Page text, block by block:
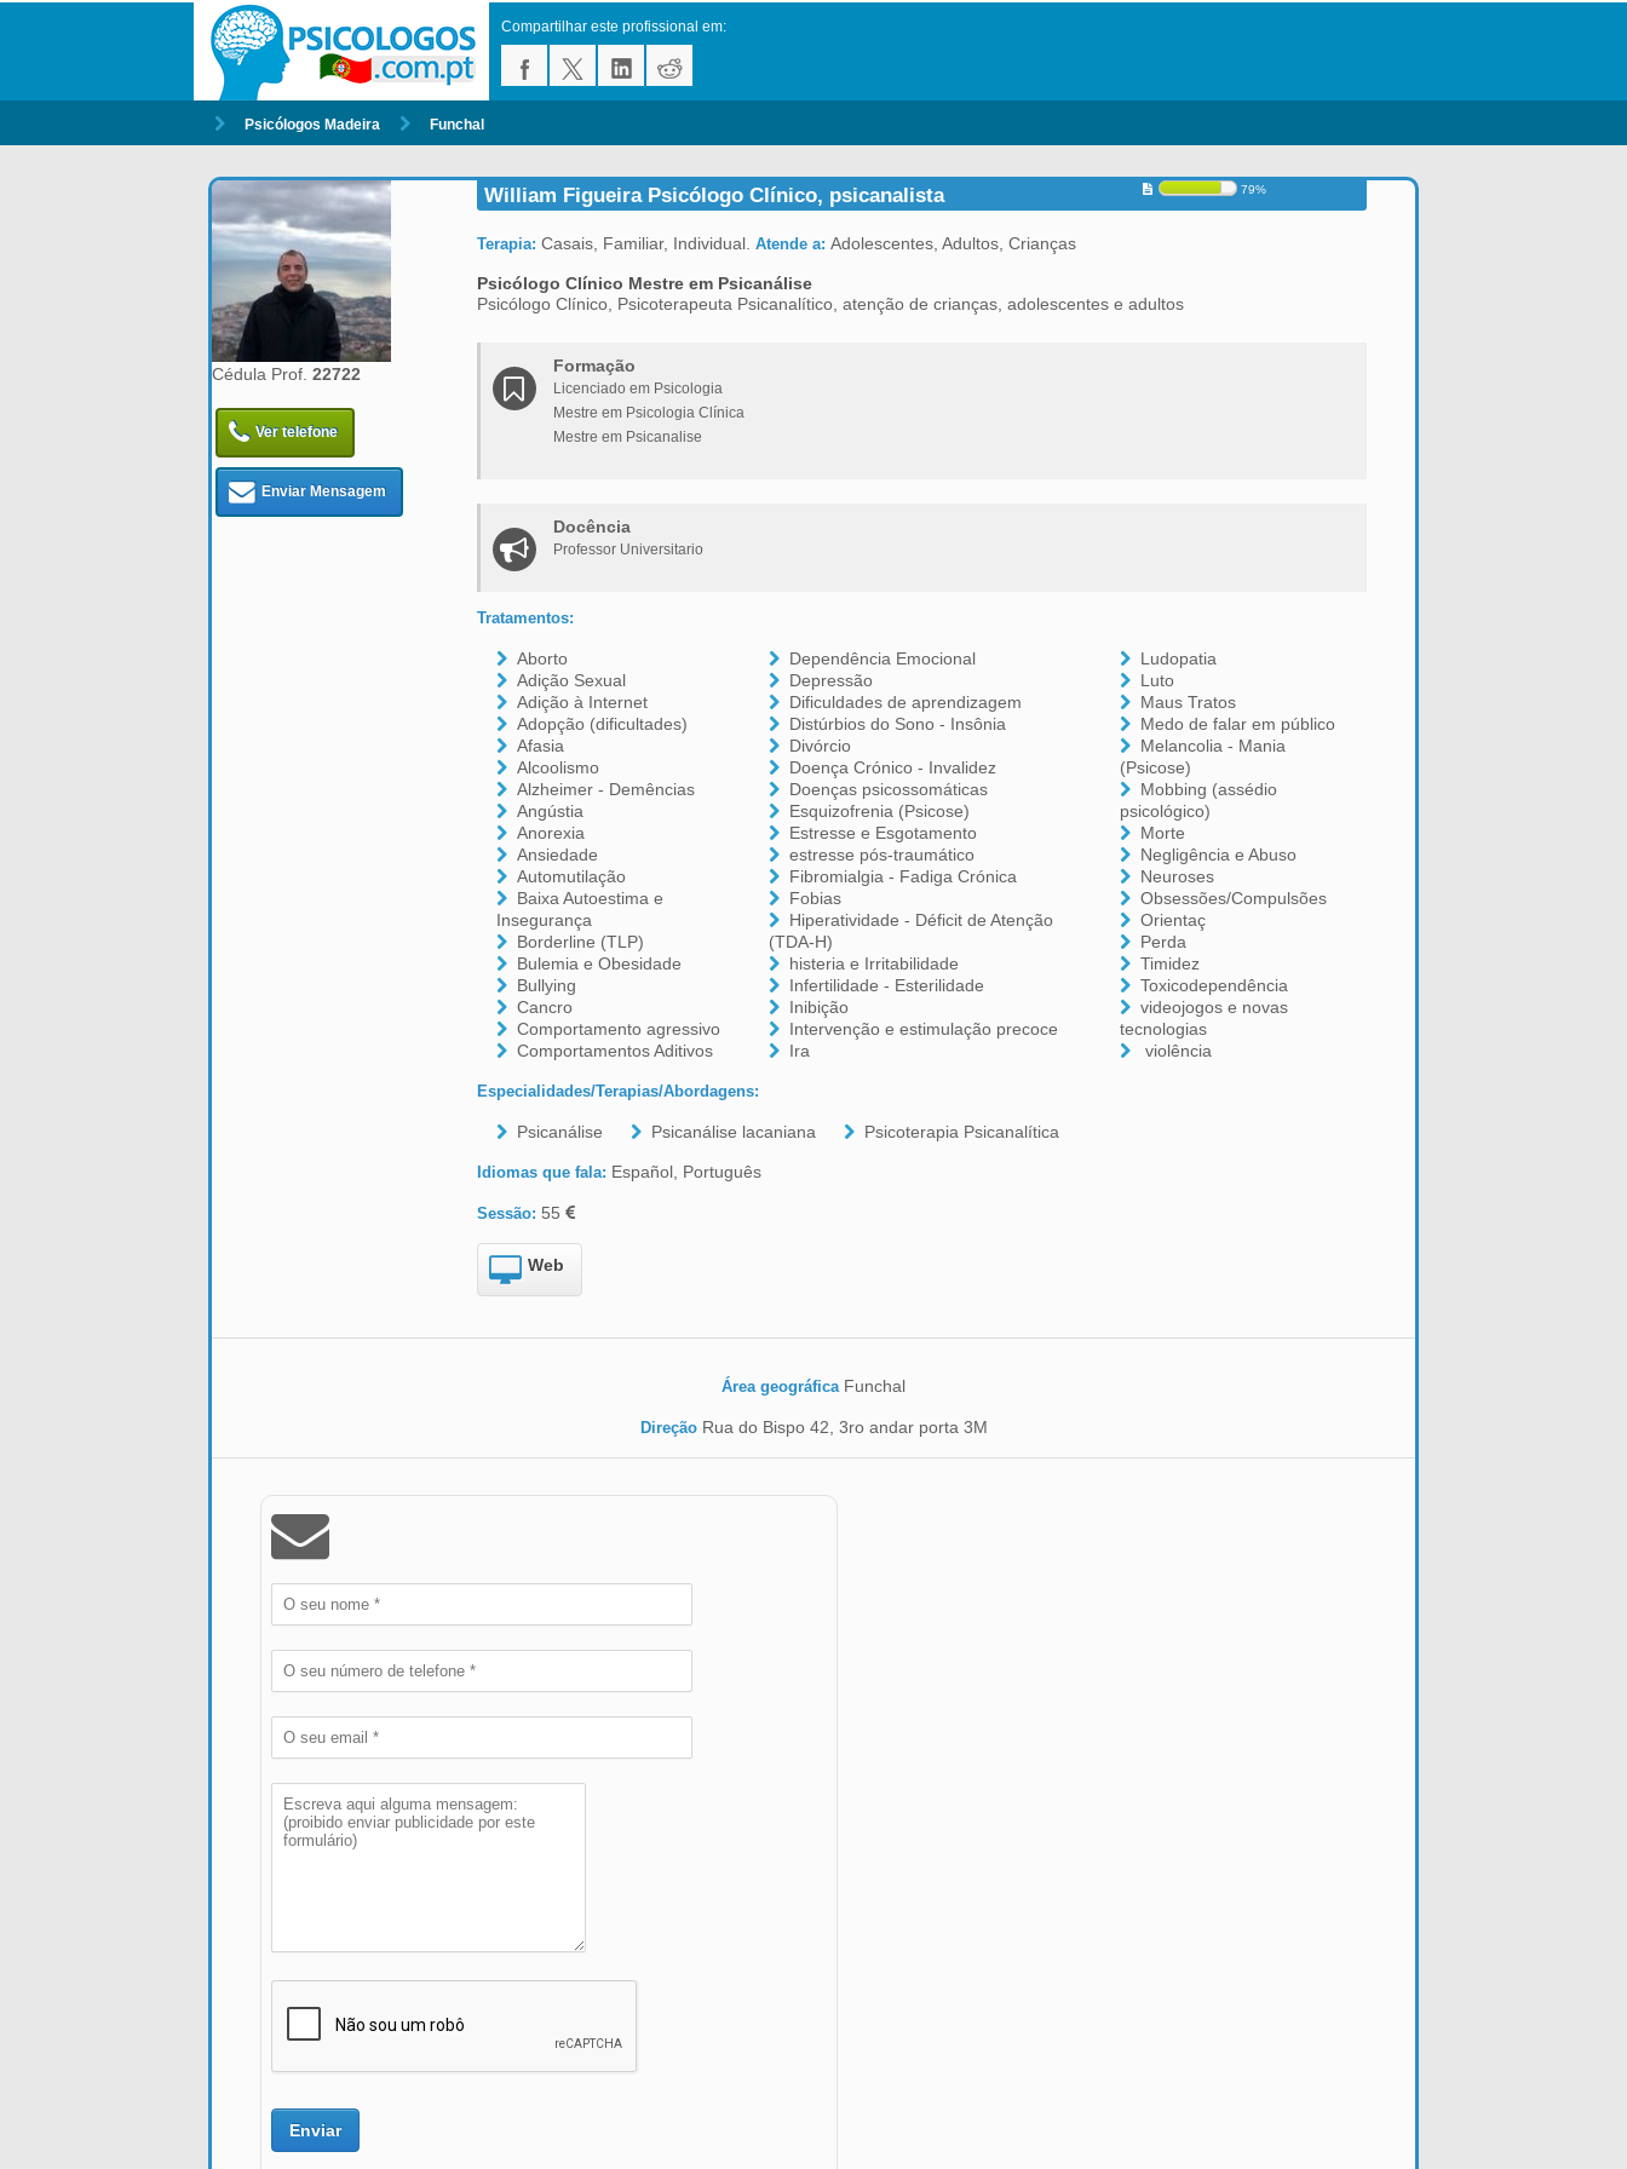
Compartilhar este profissional em:
Psicólogos Madeira Funchal
Cédula Prof. 22722
Ver telefone
Enviar Mensagem
William Figueira Psicólogo Clínico, psicanalista 79%
Terapia: Casais, Familiar, Individual. Atende a: Adolescentes, Adultos, Crianças
Psicólogo Clínico Mestre em Psicanálise
Psicólogo Clínico, Psicoterapeuta Psicanalítico, atenção de crianças, adolescentes e adultos
Formação
Licenciado em Psicologia
Mestre em Psicologia Clínica
Mestre em Psicanalise
Docência
Professor Universitario
Tratamentos:
Aborto
Adição Sexual
Adição à Internet
Adopção (dificultades)
Afasia
Alcoolismo
Alzheimer - Demências
Angústia
Anorexia
Ansiedade
Automutilação
Baixa Autoestima e
Insegurança
Borderline (TLP)
Bulemia e Obesidade
Bullying
Cancro
Comportamento agressivo
Comportamentos Aditivos
Dependência Emocional
Depressão
Dificuldades de aprendizagem
Distúrbios do Sono - Insônia
Divórcio
Doença Crónico - Invalidez
Doenças psicossomáticas
Esquizofrenia (Psicose)
Estresse e Esgotamento
estresse pós-traumático
Fibromialgia - Fadiga Crónica
Fobias
Hiperatividade - Déficit de Atenção
(TDA-H)
histeria e Irritabilidade
Infertilidade - Esterilidade
Inibição
Intervenção e estimulação precoce
Ira
Ludopatia
Luto
Maus Tratos
Medo de falar em público
Melancolia - Mania
(Psicose)
Mobbing (assédio
psicológico)
Morte
Negligência e Abuso
Neuroses
Obsessões/Compulsões
Orientaç
Perda
Timidez
Toxicodependência
videojogos e novas
tecnologias
violência
Especialidades/Terapias/Abordagens:
Psicanálise Psicanálise lacaniana Psicoterapia Psicanalítica
Idiomas que fala: Español, Português
Sessão: 55
Web
Área geográfica Funchal
DireçãoRua do Bispo 42, 3ro andar porta 3M